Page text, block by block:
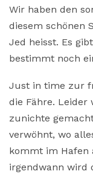
Wir haben den
diesem schönen
Jed heisst. Es
bestimmt noch
Just in time zur
die Fähre.
zunichte
verwöhnt, wo
kommt im Hafen
irgendwann wird